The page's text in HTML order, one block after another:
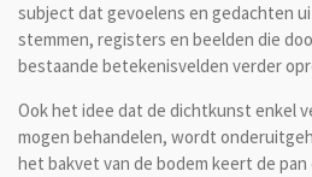
subject dat gevoelens en gedachten
stemmen, registers en beelden die
bestaande betekenisvelden verder
Ook het idee dat de dichtkunst enkel
mogen behandelen, wordt
het bakvet van de bodem keert de pan